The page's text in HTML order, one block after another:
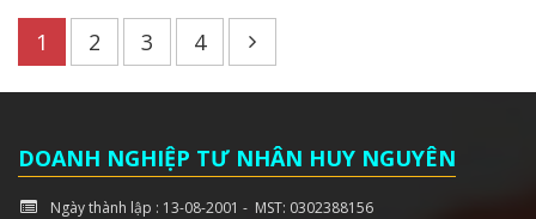
1 2 3 4
DOANH NGHIỆP TƯ NHÂN HUY NGUYÊN
Ngày thành lập : 13-08-2001 - MST: 0302388156